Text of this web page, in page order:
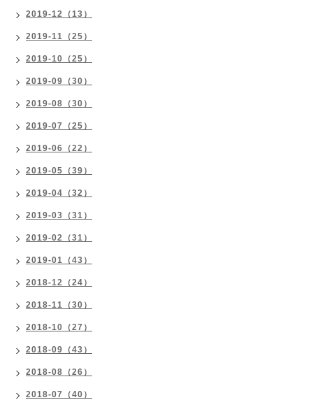
2019-12（13）
2019-11（25）
2019-10（25）
2019-09（30）
2019-08（30）
2019-07（25）
2019-06（22）
2019-05（39）
2019-04（32）
2019-03（31）
2019-02（31）
2019-01（43）
2018-12（24）
2018-11（30）
2018-10（27）
2018-09（43）
2018-08（26）
2018-07（40）